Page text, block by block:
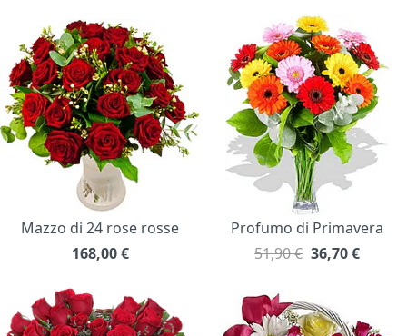
Mazzo di 24 rose rosse
168,00 €
Profumo di Primavera
51,90 € 36,70€